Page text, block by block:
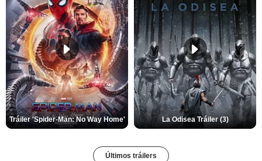
Tráiler 'Spider-Man: No Way Home' La Odisea Tráiler (3)
Últimos tráilers